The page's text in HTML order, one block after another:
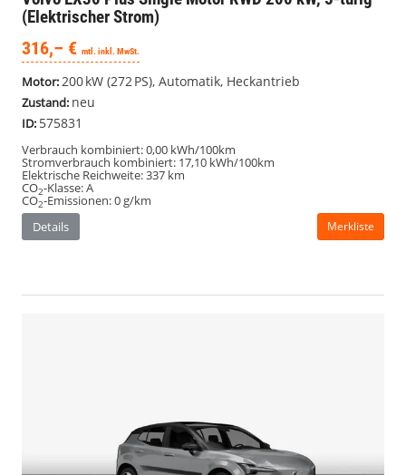
(Elektrischer Strom)
316,– € mtl. inkl. MwSt.
Motor:200 kW (272 PS), Automatik, Heckantrieb
Zustand: neu
ID: 575831
Verbrauch kombiniert:0,00 kWh/100km
Stromverbrauch kombiniert: 17,10 kWh/100km
Elektrische Reichweite:337 km
CO2-Klasse:A
CO2-Emissionen:0 g/km
Details
Merkliste